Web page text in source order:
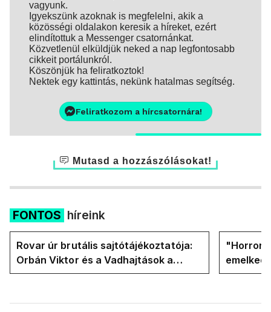
vagyunk.
Igyekszünk azoknak is megfelelni, akik a
közösségi oldalakon keresik a híreket, ezért
elindítottuk a Messenger csatornánkat.
Közvetlenül elküldjük neked a nap legfontosabb
cikkeit portálunkról.
Köszönjük ha feliratkoztok!
Nektek egy kattintás, nekünk hatalmas segítség.
Feliratkozom a hírcsatornára!
Mutasd a hozzászólásokat!
FONTOS híreink
Rovar úr brutális sajtótájékoztatója:
Orbán Viktor és a Vadhajtások a
felelős a kialakult helyzetért
"Horror
oldalán